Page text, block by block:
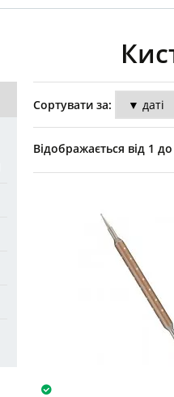
Сортувати за:
Відображається від 1